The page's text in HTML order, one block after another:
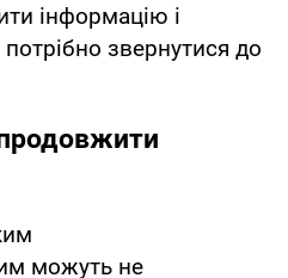
інформацію і
звернутися до
можуть не